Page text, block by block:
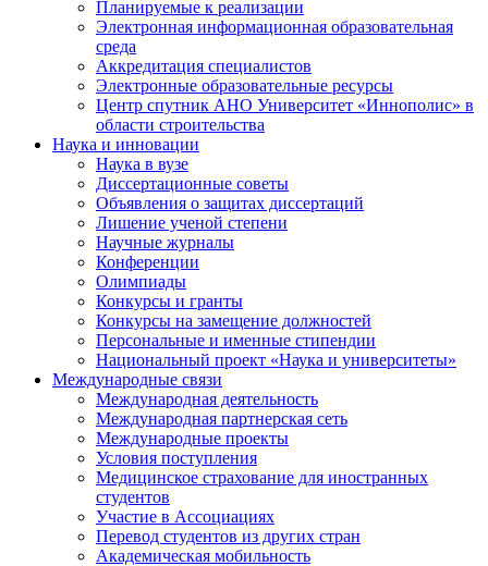
Планируемые к реализации
Электронная информационная образовательная
среда
Аккредитация специалистов
Электронные образовательные ресурсы
Центр спутник АНО Университет «Иннополис» в
области строительства
Наука и инновации
Наука в вузе
Диссертационные советы
Объявления о защитах диссертаций
Лишение ученой степени
Научные журналы
Конференции
Олимпиады
Конкурсы и гранты
Конкурсы на замещение должностей
Персональные и именные стипендии
Национальный проект «Наука и университеты»
Международные связи
Международная деятельность
Международная партнерская сеть
Международные проекты
Условия поступления
Медицинское страхование для иностранных
студентов
Участие в Ассоциациях
Перевод студентов из других стран
Академическая мобильность